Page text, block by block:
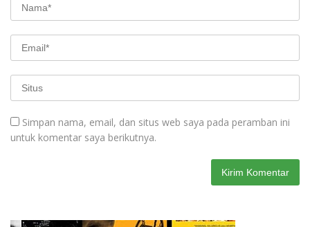
Simpan nama, email, dan situs web saya pada peramban ini
untuk komentar saya berikutnya.